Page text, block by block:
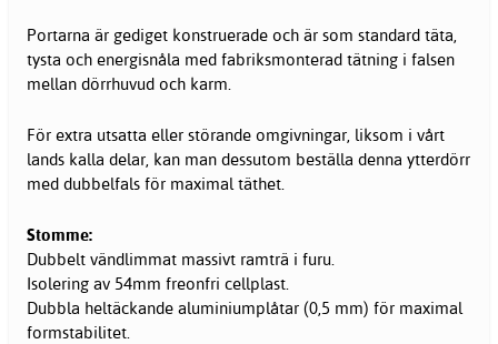
Portarna är gediget konstruerade och är som standard täta,
tysta och energisnåla med fabriksmonterad tätning i falsen
mellan dörrhuvud och karm.
För extra utsatta eller störande omgivningar, liksom i vårt
lands kalla delar, kan man dessutom beställa denna ytterdörr
med dubbelfals för maximal täthet.
Stomme:
Dubbelt vändlimmat massivt ramträ i furu.
Isolering av 54mm freonfri cellplast.
Dubbla heltäckande aluminiumplåtar (0,5 mm) för maximal
formstabilitet.